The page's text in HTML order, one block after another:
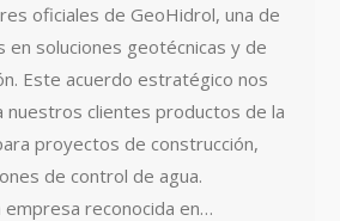
oficiales de GeoHidrol, una de
en soluciones geotécnicas y de
Este acuerdo estratégico nos
clientes productos de la
proyectos de construcción,
de control de agua.
empresa reconocida en…